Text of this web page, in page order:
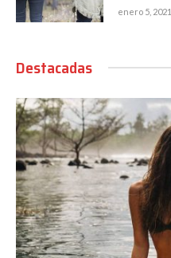
enero 5, 2021
Destacadas